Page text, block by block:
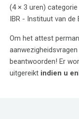
(4 × 3 uren)
IBR - Instituut van de
Om het attest
beantwoorden! Er
uitgereikt indien u